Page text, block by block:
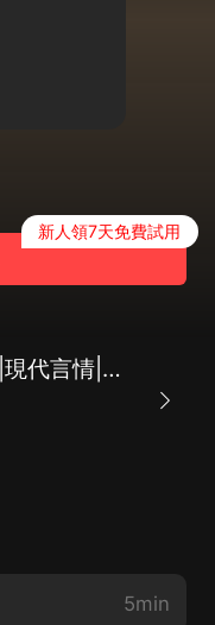
新人領7天免費試用
老公今天又臉紅了|現代言情|歡喜冤家|爆笑|AI專輯
5min